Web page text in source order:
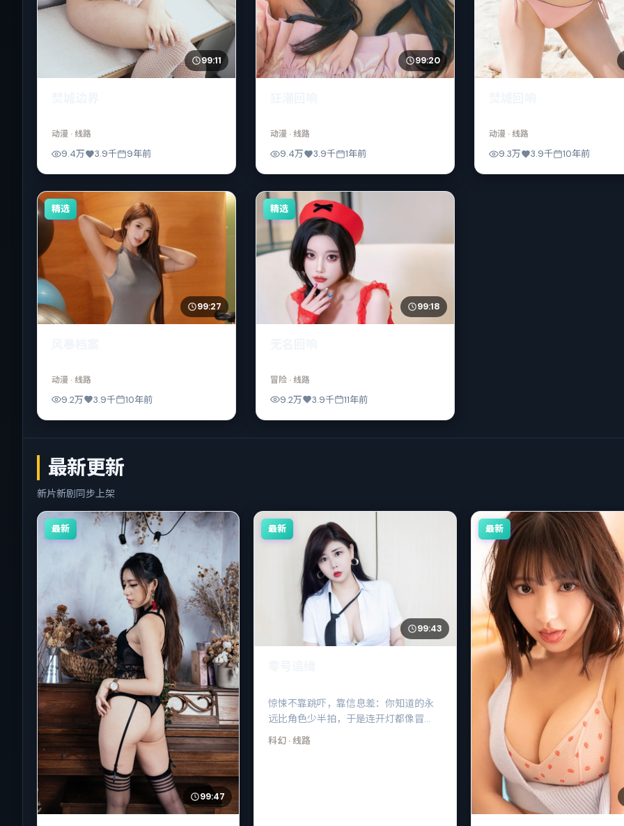
99:11
动漫 · 线路
9.4万 3.9千 9年前
99:20
动漫 · 线路
9.4万 3.9千 1年前
动漫 · 线路
9.3万 3.9千 10年前
精选
99:27
动漫 · 线路
9.2万 3.9千 10年前
精选
99:18
冒险 · 线路
9.2万 3.9千 11年前
最新更新
新片新剧同步上架
最新
99:47
最新
99:43
惊悚不靠跳吓，靠信息差：你知道的永
远比角色少半拍，于是连开灯都像冒
险。
科幻 · 线路
最新